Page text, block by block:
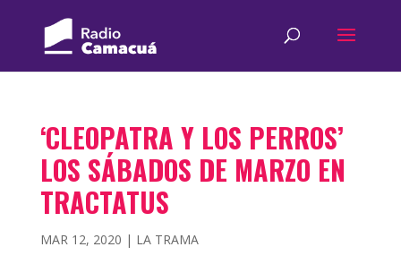
‘CLEOPATRA Y LOS PERROS’
LOS SÁBADOS DE MARZO EN
TRACTATUS
MAR 12, 2020 | LA TRAMA